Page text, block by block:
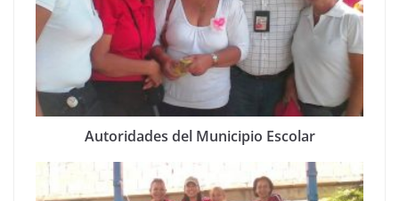
Autoridades del Municipio Escolar